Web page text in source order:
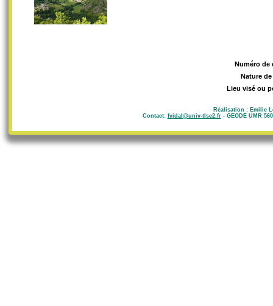
Numéro de
Nature
Lieu visé ou
Réalisation : Emilie
Contact: fvidal@univ-tlse2.fr- GEODE UMR